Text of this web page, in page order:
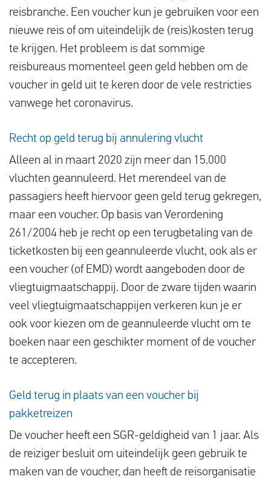
reisbranche. Een voucher kun je gebruiken voor een
nieuwe reis of om uiteindelijk de (reis)kosten terug
te krijgen. Het probleem is dat sommige
reisbureaus momenteel geen geld hebben om de
voucher in geld uit te keren door de vele restricties
vanwege het coronavirus.
Recht op geld terug bij annulering vlucht
Alleen al in maart 2020 zijn meer dan 15.000
vluchten geannuleerd. Het merendeel van de
passagiers heeft hiervoor geen geld terug gekregen,
maar een voucher. Op basis van Verordening
261/2004 heb je recht op een terugbetaling van de
ticketkosten bij een geannuleerde vlucht, ook als er
een voucher (of EMD) wordt aangeboden door de
vliegtuigmaatschappij. Door de zware tijden waarin
veel vliegtuigmaatschappijen verkeren kun je er
ook voor kiezen om de geannuleerde vlucht om te
boeken naar een geschikter moment of de voucher
te accepteren.
Geld terug in plaats van een voucher bij
pakketreizen
De voucher heeft een SGR-geldigheid van 1 jaar. Als
de reiziger besluit om uiteindelijk geen gebruik te
maken van de voucher, dan heeft de reisorganisatie